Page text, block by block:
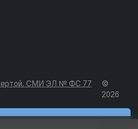
офертой. СМИ ЭЛ № ФС 77
©
2026